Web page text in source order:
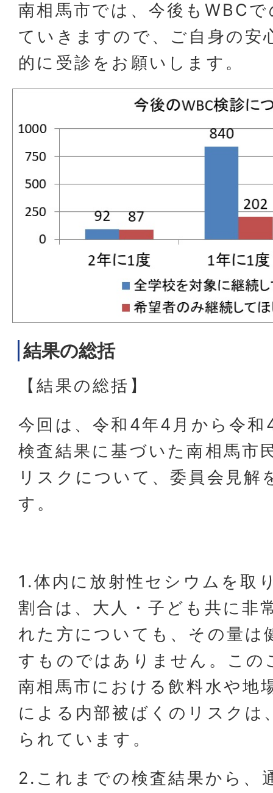
南相馬市では、今後もWBC
ていきますので、ご自身の安
的に受診をお願いします。
結果の総括
【結果の総括】
今回は、令和4年4月から令
検査結果に基づいた南相馬市
リスクについて、委員会見解
す。
1.体内に放射性セシウムを取
割合は、大人・子ども共に非
れた方についても、その量は
すものではありません。この
南相馬市における飲料水や地
による内部被ばくのリスクは
られています。
2.これまでの検査結果から、